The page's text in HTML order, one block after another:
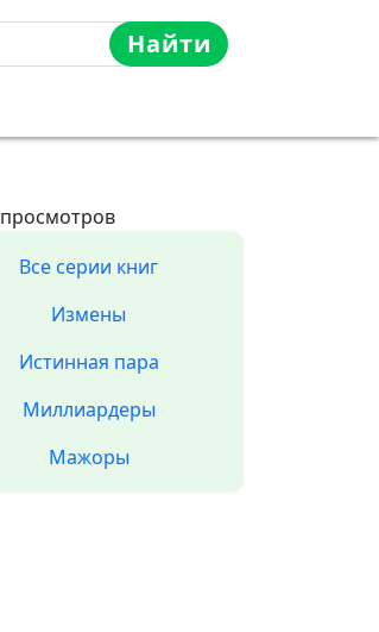
Найти
просмотров
Все серии книг
Измены
Истинная пара
Миллиардеры
Мажоры